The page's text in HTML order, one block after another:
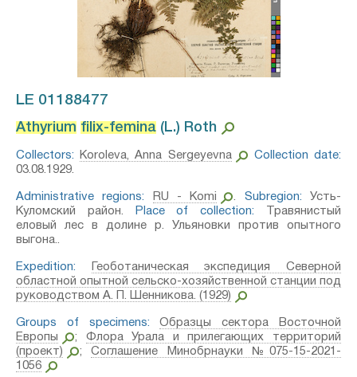
LE 01188477
Athyrium filix-femina (L.) Roth⁣
Collectors: Koroleva, Anna Sergeyevna
Collection date:
03.08.1929.
Administrative regions: RU - Komi . Subregion: Усть-
Куломский район.
Place of collection: Травянистый
еловый лес в долине р. Ульяновки против опытного
выгона..
Expedition:
Геоботаническая экспедиция Северной
областной опытной сельско-хозяйственной станции под
руководством А. П. Шенникова. (1929)
Groups of specimens:
Образцы сектора Восточной
Европы
; Флора Урала и прилегающих территорий
(проект)
;Соглашение Минобрнауки №075-15-2021-
1056